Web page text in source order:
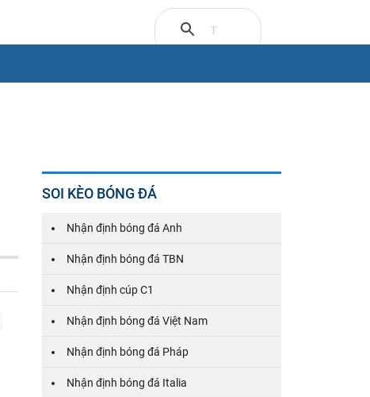
SOI KÈO BÓNG ĐÁ
Nhận định bóng đá Anh
Nhận định bóng đá TBN
Nhận định cúp C1
Nhận định bóng đá Việt Nam
Nhận định bóng đá Pháp
Nhận định bóng đá Italia